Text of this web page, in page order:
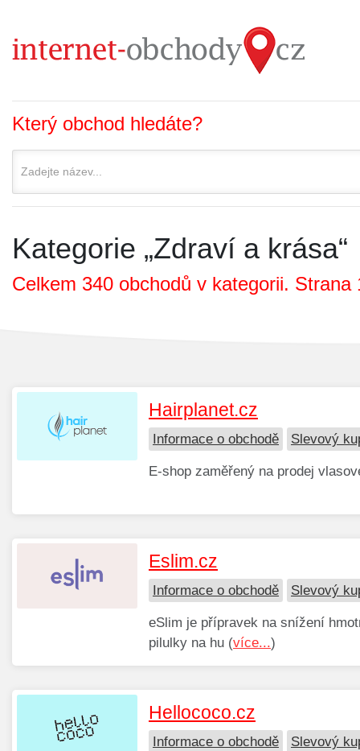
Který obchod hledáte?
Kategorie „Zdraví a krása“
Celkem 340 obchodů v kategorii. Strana
Hairplanet.cz
Informace o obchodě Slevový
E-shop zaměřený na prodej
Eslim.cz
Informace o obchodě Slevový
eSlim je přípravek na snížení
pilulky na hu (více...)
Hellococo.cz
Informace o obchodě Slevový